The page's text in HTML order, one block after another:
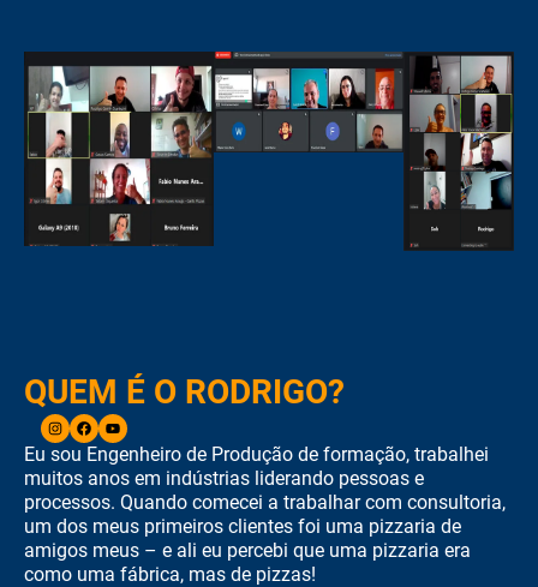
QUEM É O RODRIGO?
Eu sou Engenheiro de Produção de formação, trabalhei
muitos anos em indústrias liderando pessoas e
processos. Quando comecei a trabalhar com consultoria,
um dos meus primeiros clientes foi uma pizzaria de
amigos meus – e ali eu percebi que uma pizzaria era
como uma fábrica, mas de pizzas!